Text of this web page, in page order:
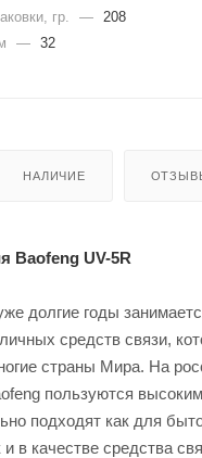
гр.
—
208
— 32
НАЛИЧИЕ
Baofeng UV-5R
долгие годы
средств связи,
страны Мира. На
пользуются
подходят как для
и в качестве средства